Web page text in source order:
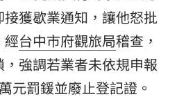
接獲歇業通知，讓他怒批
經台中市府觀旅局稽查，
強調若業者未依規申報
元罰鍰並廢止登記證。